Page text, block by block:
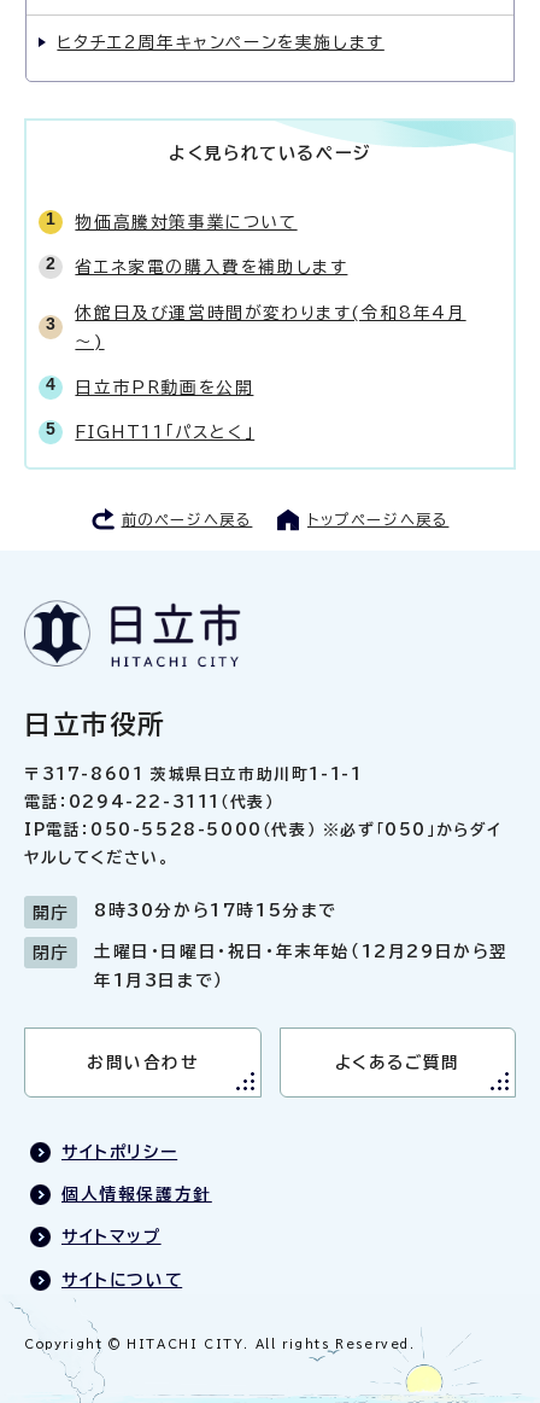
ヒタチエ2周年キャンペーンを実施します
よく見られているページ
物価高騰対策事業について
省エネ家電の購入費を補助します
休館日及び運営時間が変わります(令和8年4月
～)
日立市PR動画を公開
FIGHT11「パスとく」
前のページへ戻る トップページへ戻る
日立市役所
〒317-8601 茨城県日立市助川町1-1-1
電話：0294-22-3111（代表）
IP電話：050-5528-5000（代表） ※必ず「050」からダイ
ヤルしてください。
開庁 8時30分から17時15分まで
閉庁
土曜日・日曜日・祝日・年末年始（12月29日から翌
年1月3日まで）
お問い合わせ よくあるご質問
サイトポリシー
個人情報保護方針
サイトマップ
サイトについて
Copyright © HITACHI CITY. All rights Reserved.